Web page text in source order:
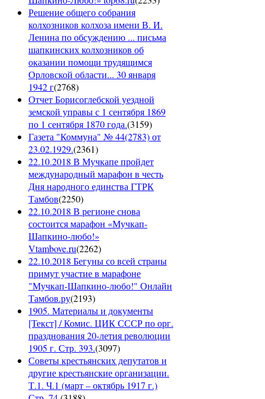
Решение общего собрания
колхозников колхоза имени В. И.
Ленина по обсуждению ... письма
шапкинских колхозников об
оказании помощи трудящимся
Орловской области... 30 января
1942 г(2768)
Отчет Борисоглебской уездной
земской управы с 1 сентября 1869
по 1 сентября 1870 года.(3159)
Газета "Коммуна" № 44(2783) от
23.02.1929.(2361)
22.10.2018 В Мучкапе пройдет
международный марафон в честь
Дня народного единства ГТРК
Тамбов(2250)
22.10.2018 В регионе снова
состоится марафон «Мучкап-
Шапкино-любо!»
Vtambove.ru(2262)
22.10.2018 Бегуны со всей страны
примут участие в марафоне
"Мучкап-Шапкино-любо!" Онлайн
Тамбов.ру(2193)
1905. Материалы и документы
[Текст] / Комис. ЦИК СССР по орг.
празднования 20-летия революции
1905 г. Стр. 393.(3097)
Советы крестьянских депутатов и
другие крестьянские организации.
Т.1. Ч.1 (март – октябрь 1917 г.)